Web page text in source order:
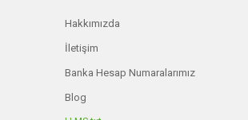
Hakkımızda
İletişim
Banka Hesap Numaralarımız
Blog